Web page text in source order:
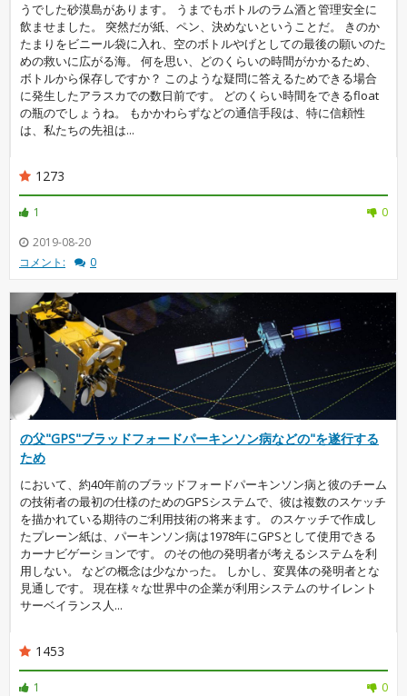
うでした砂漠島があります。 うまでもボトルのラム酒と管理安全に
飲ませました。 突然だが紙、ペン、決めないということだ。 きのか
たまりをビニール袋に入れ、空のボトルやげとしての最後の願いのた
めの救いに広がる海。 何を思い、どのくらいの時間がかかるため、
ボトルから保存しですか？ このような疑問に答えるためできる場合
に発生したアラスカでの数日前です。 どのくらい時間をできるfloat
の瓶のでしょうね。 もかかわらずなどの通信手段は、特に信頼性
は、私たちの先祖は...
1273
1
0
2019-08-20
コメント:
0
の父"GPS"ブラッドフォードパーキンソン病などの"を遂行する
ため
において、約40年前のブラッドフォードパーキンソン病と彼のチーム
の技術者の最初の仕様のためのGPSシステムで、彼は複数のスケッチ
を描かれている期待のご利用技術の将来ます。 のスケッチで作成し
たプレーン紙は、パーキンソン病は1978年にGPSとして使用できる
カーナビゲーションです。 のその他の発明者が考えるシステムを利
用しない。 などの概念は少なかった。 しかし、変異体の発明者とな
見通しです。 現在様々な世界中の企業が利用システムのサイレント
サーベイランス人...
1453
1
0